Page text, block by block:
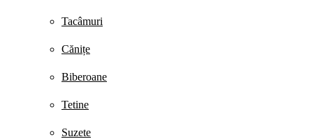
Tacâmuri
Cănițe
Biberoane
Tetine
Suzete